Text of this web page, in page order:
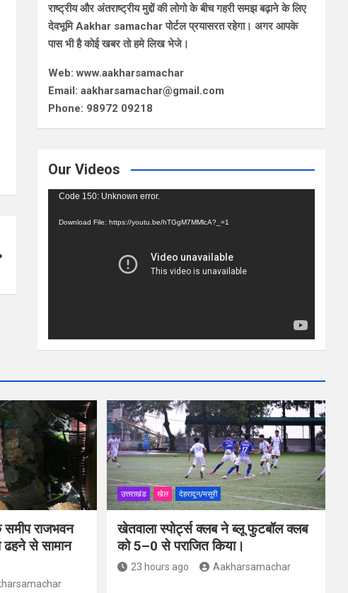
राष्ट्रीय और अंतराष्ट्रीय मुद्दों की लोगो के बीच गहरी समझ बढ़ाने के लिए
देवभूमि Aakhar samachar पोर्टल प्रयासरत रहेगा। अगर आपके
पास भी है कोई खबर तो हमे लिख भेजे।
Web: www.aakharsamachar
Email: aakharsamachar@gmail.com
Phone: 98972 09218
Our Videos
Video
Code 150: Unknown error.
Download File: https://youtu.be/hTGgM7MMlcA?_=1
समीप राजभवन
ढहने से सामान
उत्तराखंड खेल देहरादून/मसूरी
खेतवाला स्पोर्ट्स क्लब ने ब्लू फुटबॉल क्लब
को 5–0 से पराजित किया।
23 hours ago Aakharsamachar